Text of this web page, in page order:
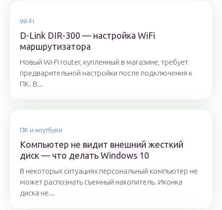
Wi-Fi
D-Link DIR-300 — настройка WiFi
маршрутизатора
Новый Wi-Fi router, купленный в магазине, требует
предварительной настройки после подключения к
ПК. В...
ПК и ноутбуки
Компьютер не видит внешний жесткий
диск — что делать Windows 10
В некоторых ситуациях персональный компьютер не
может распознать съемный накопитель. Иконка
диска не...